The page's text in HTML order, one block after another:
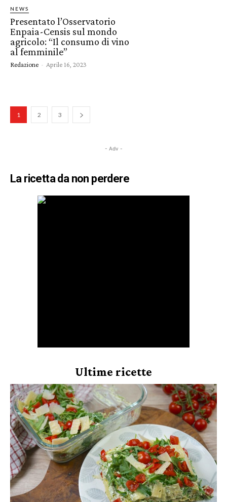
NEWS
Presentato l’Osservatorio
Enpaia-Censis sul mondo
agricolo: “Il consumo di vino
al femminile”
Redazione - Aprile 16, 2023
1 2 3
- Adv -
La ricetta da non perdere
Ultime ricette